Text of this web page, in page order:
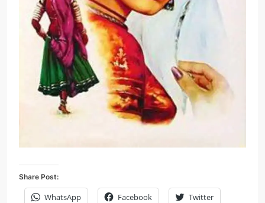
Share Post:
WhatsApp Facebook Twitter